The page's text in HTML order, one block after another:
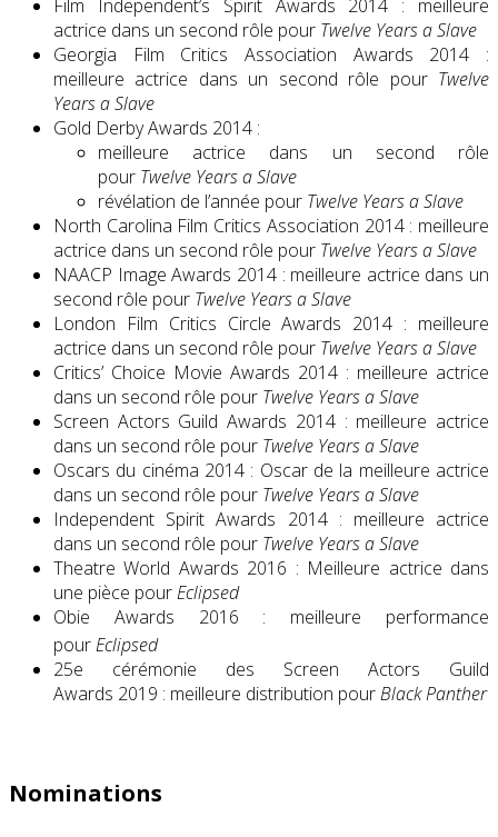
Film Independent’s Spirit Awards 2014 : meilleure
actrice dans un second rôle pour Twelve Years a Slave
Georgia Film Critics Association Awards 2014 :
meilleure actrice dans un second rôle pour Twelve
Years a Slave
Gold Derby Awards 2014 :
meilleure actrice dans un second rôle
pour Twelve Years a Slave
révélation de l’année pour Twelve Years a Slave
North Carolina Film Critics Association 2014 : meilleure
actrice dans un second rôle pour Twelve Years a Slave
NAACP Image Awards 2014 : meilleure actrice dans un
second rôle pour Twelve Years a Slave
London Film Critics Circle Awards 2014 : meilleure
actrice dans un second rôle pour Twelve Years a Slave
Critics’ Choice Movie Awards 2014 : meilleure actrice
dans un second rôle pour Twelve Years a Slave
Screen Actors Guild Awards 2014 : meilleure actrice
dans un second rôle pour Twelve Years a Slave
Oscars du cinéma 2014 : Oscar de la meilleure actrice
dans un second rôle pour Twelve Years a Slave
Independent Spirit Awards 2014 : meilleure actrice
dans un second rôle pour Twelve Years a Slave
Theatre World Awards 2016 : Meilleure actrice dans
une pièce pourEclipsed
Obie Awards 2016 : meilleure performance
pourEclipsed
25e cérémonie des Screen Actors Guild
Awards 2019 : meilleure distribution pourBlack Panther
Nominations